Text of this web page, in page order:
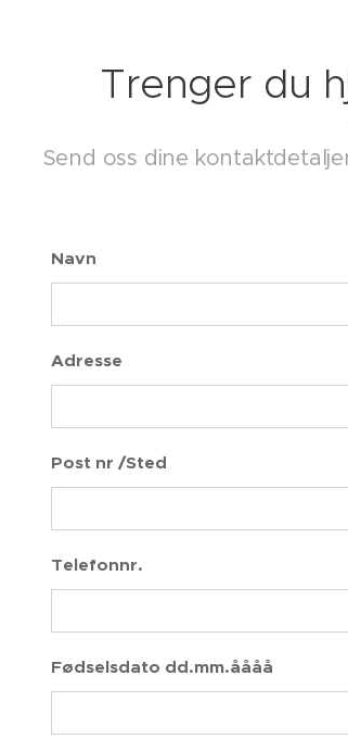
Trenger du
Send oss dine
Navn
Adresse
Post nr /Sted
Telefonnr.
Fødselsdato dd.mm.åååå